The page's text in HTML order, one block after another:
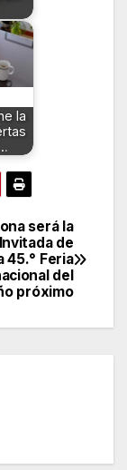
la
será la
de
45.° Feria
del
próximo